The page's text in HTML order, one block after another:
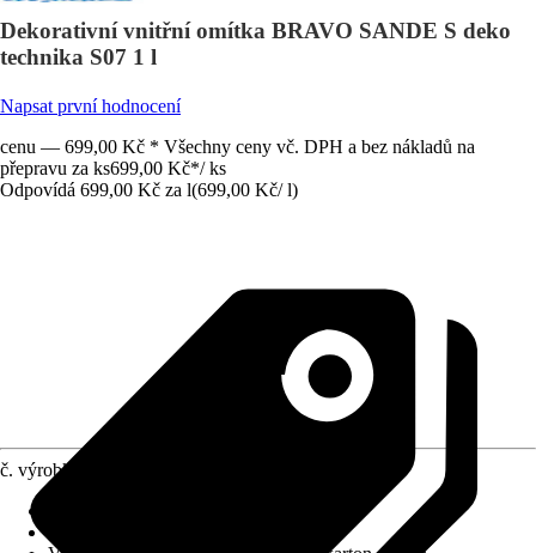
Dekorativní vnitřní omítka BRAVO SANDE S deko
technika S07 1 l
Napsat první hodnocení
cenu — 699,00 Kč * Všechny ceny vč. DPH a bez nákladů na
přepravu za ks699,00 Kč*/ ks
Odpovídá 699,00 Kč za l(699,00 Kč/ l)
č. výrobku